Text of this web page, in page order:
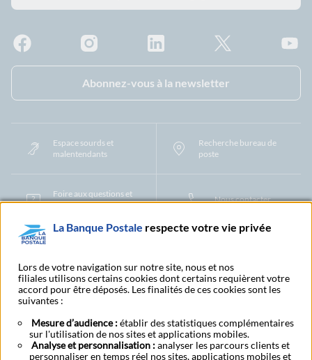
Abonnez-vous à la newsletter
Espace sourds et
malentendants
Recherche bureau de
poste
Foire aux questions et
centre d'aide
Nous contacter
Protection des Données à Caractère Personnel
Filiales et partenaires
Cookies Gestion des cookies Actualiser vos informations
Contestation et réclamation Coordonnées Centres Financiers
Alertes fraudes et points de vigilance
Actualités réglementaires
CGU
Aide navigateur et systèmes d'exploitation
Vider le cache de votre navigateurLexique Aide et accessibilité
La Banque Postale respecte votre vie privée
Lors de votre navigation sur notre site, nous et nos
filiales utilisons certains cookies dont certains requièrent votre
accord pour être déposés. Les finalités de ces cookies sont les
suivantes :
Mesure d’audience :établir des statistiques complémentaires
sur l'utilisation de nos sites et applications mobiles.
Analyse et personnalisation :analyser les parcours clients et
personnaliser en temps réel nos sites, applications mobiles et